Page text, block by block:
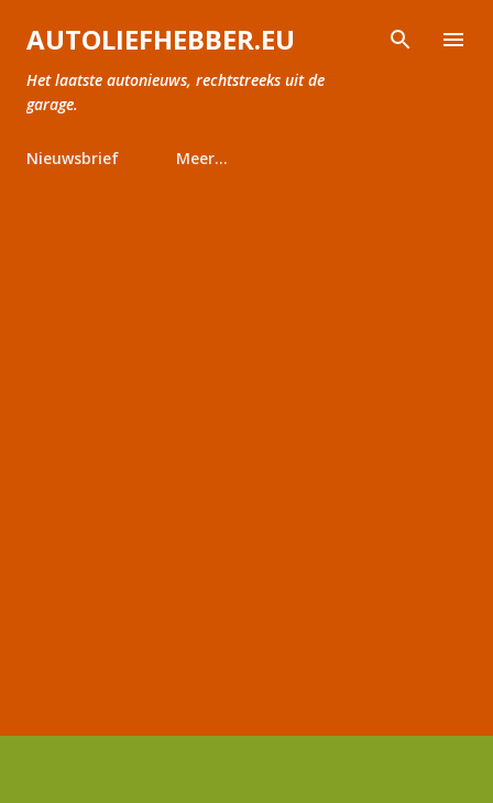
Doorgaan naar hoofdcontent
AUTOLIEFHEBBER.EU
Het laatste autonieuws, rechtstreeks uit de
garage.
Nieuwsbrief Meer…